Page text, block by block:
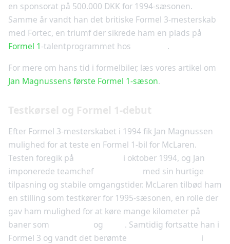
en sponsorat på 500.000 DKK for 1994-sæsonen.
Samme år vandt han det britiske Formel 3-mesterskab
med Fortec, en triumf der sikrede ham en plads på
Formel 1-talentprogrammet hos
.
For mere om hans tid i formelbiler, læs vores artikel om
Jan Magnussens første Formel 1-sæson.
Testkørsel og Formel 1-debut
Efter Formel 3-mesterskabet i 1994 fik Jan Magnussen
mulighed for at teste en Formel 1-bil for McLaren.
Testen foregik på
i oktober 1994, og Jan
imponerede teamchef
med sin hurtige
tilpasning og stabile omgangstider. McLaren tilbød ham
en stilling som testkører for 1995-sæsonen, en rolle der
gav ham mulighed for at køre mange kilometer på
baner som
og
. Samtidig fortsatte han i
Formel 3 og vandt det berømte
i